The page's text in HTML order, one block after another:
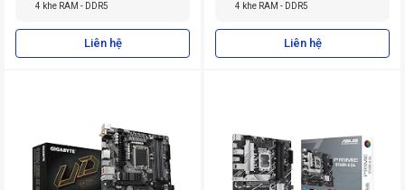
4 khe RAM - DDR5
Liên hệ
4 khe RAM - DDR5
Liên hệ